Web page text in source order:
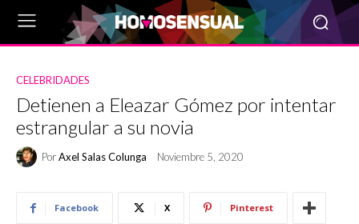
CELEBRIDADES
Detienen a Eleazar Gómez por intentar
estrangular a su novia
PorAxel Salas Colunga Noviembre 5, 2020
Facebook X Pinterest